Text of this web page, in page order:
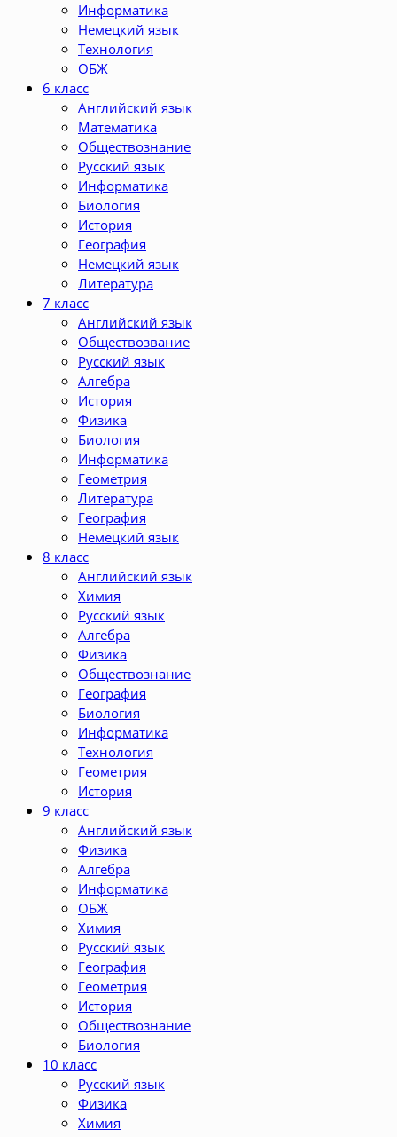
Информатика
Немецкий язык
Технология
ОБЖ
6 класс
Английский язык
Математика
Обществознание
Русский язык
Информатика
Биология
История
География
Немецкий язык
Литература
7 класс
Английский язык
Обществозвание
Русский язык
Алгебра
История
Физика
Биология
Информатика
Геометрия
Литература
География
Немецкий язык
8 класс
Английский язык
Химия
Русский язык
Алгебра
Физика
Обществознание
География
Биология
Информатика
Технология
Геометрия
История
9 класс
Английский язык
Физика
Алгебра
Информатика
ОБЖ
Химия
Русский язык
География
Геометрия
История
Обществознание
Биология
10 класс
Русский язык
Физика
Химия